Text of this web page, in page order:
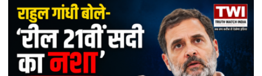
कानूनी
सुरक्षा
वापस
ले
सकती
है